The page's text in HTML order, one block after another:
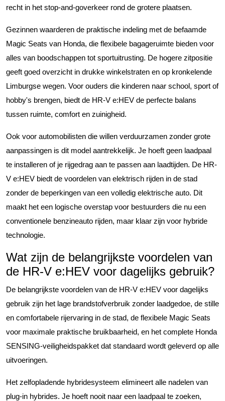
recht in het stop-and-goverkeer rond de grotere plaatsen.
Gezinnen waarderen de praktische indeling met de befaamde
Magic Seats van Honda, die flexibele bagageruimte bieden voor
alles van boodschappen tot sportuitrusting. De hogere zitpositie
geeft goed overzicht in drukke winkelstraten en op kronkelende
Limburgse wegen. Voor ouders die kinderen naar school, sport of
hobby's brengen, biedt de HR-V e:HEV de perfecte balans
tussen ruimte, comfort en zuinigheid.
Ook voor automobilisten die willen verduurzamen zonder grote
aanpassingen is dit model aantrekkelijk. Je hoeft geen laadpaal
te installeren of je rijgedrag aan te passen aan laadtijden. De HR-
V e:HEV biedt de voordelen van elektrisch rijden in de stad
zonder de beperkingen van een volledig elektrische auto. Dit
maakt het een logische overstap voor bestuurders die nu een
conventionele benzineauto rijden, maar klaar zijn voor hybride
technologie.
Wat zijn de belangrijkste voordelen van
de HR-V e:HEV voor dagelijks gebruik?
De belangrijkste voordelen van de HR-V e:HEV voor dagelijks
gebruik zijn het lage brandstofverbruik zonder laadgedoe, de stille
en comfortabele rijervaring in de stad, de flexibele Magic Seats
voor maximale praktische bruikbaarheid, en het complete Honda
SENSING-veiligheidspakket dat standaard wordt geleverd op alle
uitvoeringen.
Het zelfopladende hybridesysteem elimineert alle nadelen van
plug-in hybrides. Je hoeft nooit naar een laadpaal te zoeken,